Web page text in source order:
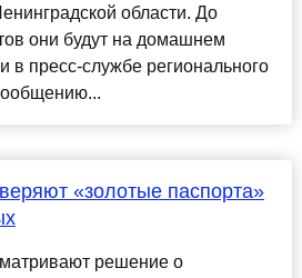
области. До
они будут на домашнем
в пресс-службе регионального
«золотые паспорта»
решение о